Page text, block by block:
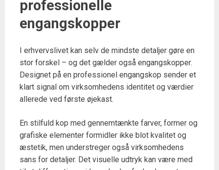
professionelle
engangskopper
I erhvervslivet kan selv de mindste detaljer gøre en
stor forskel – og det gælder også engangskopper.
Designet på en professionel engangskop sender et
klart signal om virksomhedens identitet og værdier
allerede ved første øjekast.
En stilfuld kop med gennemtænkte farver, former og
grafiske elementer formidler ikke blot kvalitet og
æstetik, men understreger også virksomhedens
sans for detaljer. Det visuelle udtryk kan være med